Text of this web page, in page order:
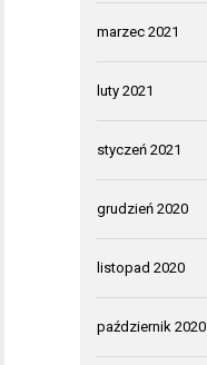
marzec 2021
luty 2021
styczeń 2021
grudzień 2020
listopad 2020
październik 2020